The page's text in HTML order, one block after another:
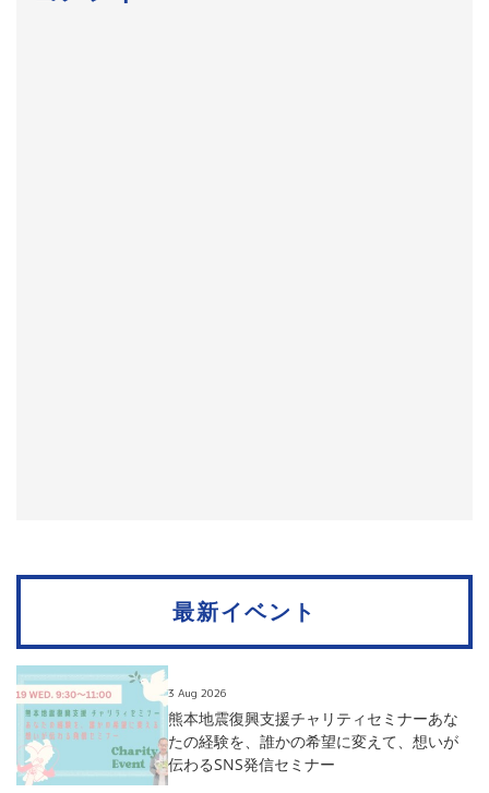
最新イベント
3 Aug 2026
熊本地震復興支援チャリティセミナーあな
たの経験を、誰かの希望に変えて、想いが
伝わるSNS発信セミナー